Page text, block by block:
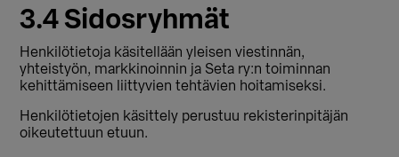
3.4 Sidosryhmät
Henkilötietoja käsitellään yleisen viestinnän,
yhteistyön, markkinoinnin ja Seta ry:n toiminnan
kehittämiseen liittyvien tehtävien hoitamiseksi.
Henkilötietojen käsittely perustuu rekisterinpitäjän
oikeutettuun etuun.